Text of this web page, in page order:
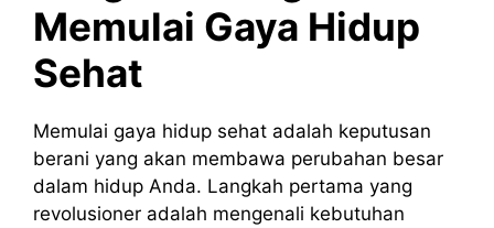
Memulai Gaya Hidup
Sehat
Memulai gaya hidup sehat adalah keputusan
berani yang akan membawa perubahan besar
dalam hidup Anda. Langkah pertama yang
revolusioner adalah mengenali kebutuhan